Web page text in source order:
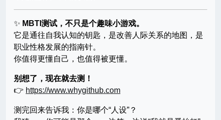
✨ MBTI测试，不只是个趣味小游戏。
它是通往自我认知的钥匙，是改善人际关系的地图，是
职业性格发展的指南针。
你值得更懂自己，也值得被更懂。
别想了，现在就去测！
👉 https://www.whygithub.com
测完回来告诉我：你是哪个“人设”？